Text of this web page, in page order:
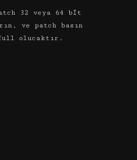
32 veya 64 bit
ve patch basın
olucaktır.